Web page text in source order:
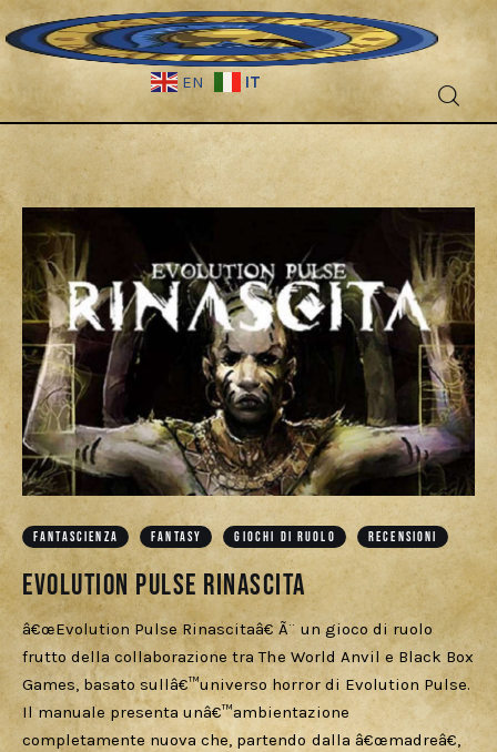
EN IT
Fantascienza
Games
Recensioni
Libri e fumetti
Cercatori
Download
FANTASCIENZA FANTASY GIOCHI DI RUOLO RECENSIONI
Evolution Pulse Rinascita
â€œEvolution Pulse Rinascitaâ€ Ã¨ un gioco di ruolo
frutto della collaborazione tra The World Anvil e Black Box
Games, basato sullâ€™universo horror di Evolution Pulse.
Il manuale presenta unâ€™ambientazione
completamente nuova che, partendo dalla â€œmadreâ€,